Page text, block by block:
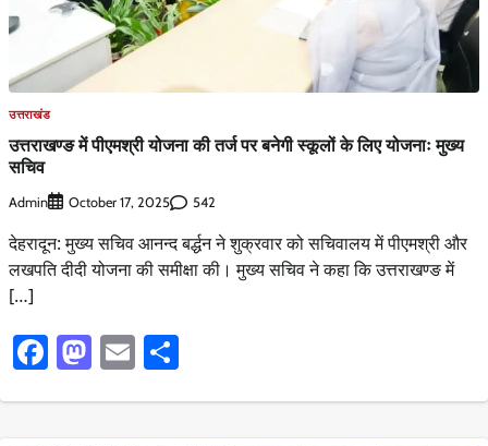
उत्तराखंड
उत्तराखण्ङ में पीएमश्री योजना की तर्ज पर बनेगी स्कूलों के लिए योजनाः मुख्य
सचिव
Admin October 17, 2025 542
देहरादून: मुख्य सचिव आनन्द बर्द्धन ने शुक्रवार को सचिवालय में पीएमश्री और
लखपति दीदी योजना की समीक्षा की। मुख्य सचिव ने कहा कि उत्तराखण्ङ में
[…]
Facebook
Mastodon
Email